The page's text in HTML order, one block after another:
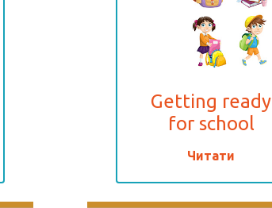
Getting ready
for school
Читати